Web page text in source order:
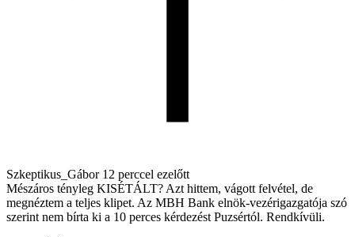
Szkeptikus_Gábor 12 perccel ezelőtt
Mészáros tényleg KISÉTÁLT? Azt hittem, vágott felvétel, de
megnéztem a teljes klipet. Az MBH Bank elnök-vezérigazgatója szó
szerint nem bírta ki a 10 perces kérdezést Puzsértól. Rendkívüli.